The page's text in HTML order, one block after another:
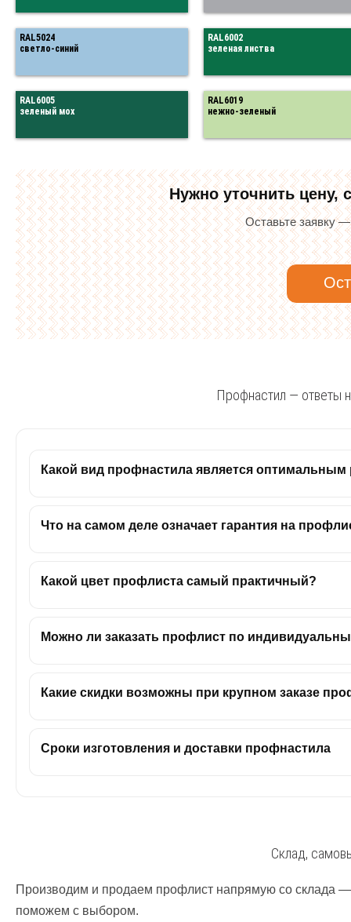
RAL5024
светло-синий
RAL6002
зеленая листва
RAL6005
зеленый мох
RAL6019
нежно-зеленый
Нужно уточнить цену,
Оставьте заявку
Профнастил — ответы
Какой вид профнастила является
Что на самом деле означает гарантия на
Какой цвет профлиста самый практичный?
Можно ли заказать профлист по
Какие скидки возможны при крупном заказе
Сроки изготовления и доставки профнастила
Склад,
Производим и продаем профлист напрямую со склада
поможем с выбором.